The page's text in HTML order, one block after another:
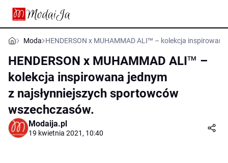
Moda HENDERSON x MUHAMMAD ALI™ – kolekcja
HENDERSON x MUHAMMAD ALI™ –
kolekcja inspirowana jednym
z najsłynniejszych sportowców
wszechczasów.
Modaija.pl
19 kwietnia 2021, 10:40